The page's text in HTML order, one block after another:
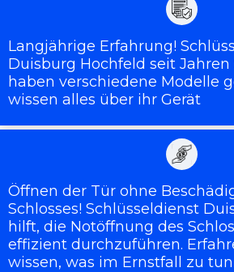
Langjährige Erfahrung!
Duisburg Hochfeld seit Jahren
haben verschiedene Modelle
wissen alles über ihr Gerät
Öffnen der Tür ohne
Schlosses! Schlüsseldienst
hilft, die Notöffnung des
effizient durchzuführen.
wissen, was im Ernstfall zu